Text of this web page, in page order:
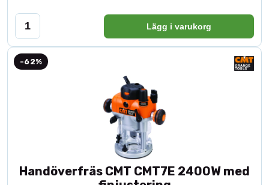
Lägg i varukorg
-62%
Handöverfräs CMT CMT7E 2400W med